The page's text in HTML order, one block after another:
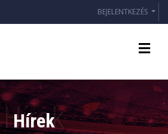
BEJELENTKEZÉS
Hírek